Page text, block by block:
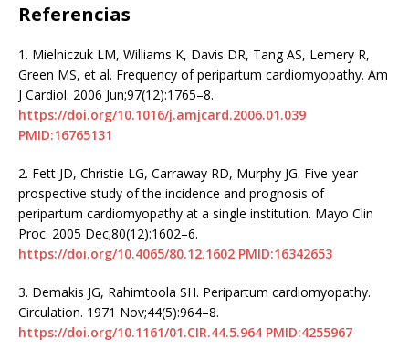
Referencias
1. Mielniczuk LM, Williams K, Davis DR, Tang AS, Lemery R,
Green MS, et al. Frequency of peripartum cardiomyopathy. Am
J Cardiol. 2006 Jun;97(12):1765–8.
https://doi.org/10.1016/j.amjcard.2006.01.039
PMID:16765131
2. Fett JD, Christie LG, Carraway RD, Murphy JG. Five-year
prospective study of the incidence and prognosis of
peripartum cardiomyopathy at a single institution. Mayo Clin
Proc. 2005 Dec;80(12):1602–6.
https://doi.org/10.4065/80.12.1602 PMID:16342653
3. Demakis JG, Rahimtoola SH. Peripartum cardiomyopathy.
Circulation. 1971 Nov;44(5):964–8.
https://doi.org/10.1161/01.CIR.44.5.964 PMID:4255967